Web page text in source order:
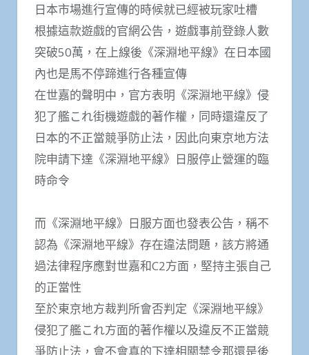
日本市場進行宣傳的時候就已經被玩家吐槽
根據這款遊戲的官網公告，遊戲事前登錄人數
突破50萬，在上線後《深淵地平線》在日本國
內也是馬不停蹄進行各種宣傳
在世嘉的聲明中，官方表明《深淵地平線》侵
犯了艦これ街機遊戲的著作權，同時還違反了
日本的不正當競爭防止法，因此向東京地方法
院申請下達《深淵地平線》日服停止營運的臨
時命令
而《深淵地平線》日服方面也發表公告，稱不
認為《深淵地平線》存在違法問題，該方將通
過法律程序應對世嘉和C2方面，堅持主張自己
的正當性
至於東京地方裁判所會否判定《深淵地平線》
侵犯了艦これ方面的著作權以及違反不正當競
爭防止法，會不會真的下達相關禁令那還是後